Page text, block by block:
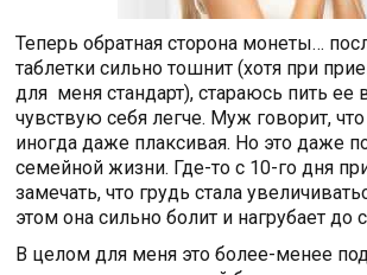
Теперь обратная сторона монеты…
таблетки сильно тошнит (хотя при
для меня стандарт), стараюсь пить ее
чувствую себя легче. Муж говорит, что
иногда даже плаксивая. Но это даже
семейной жизни. Где-то с 10-го дня
замечать, что грудь стала
этом она сильно болит и нагрубает до
В целом для меня это более-менее